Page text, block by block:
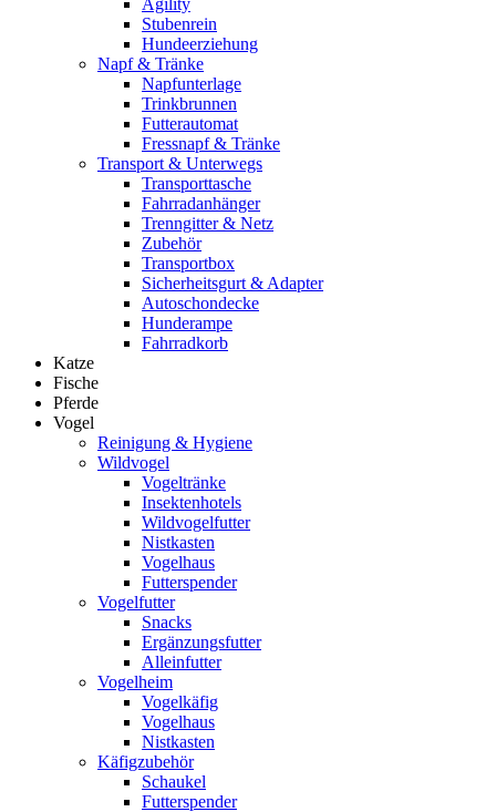
Agility
Stubenrein
Hundeerziehung
Napf & Tränke
Napfunterlage
Trinkbrunnen
Futterautomat
Fressnapf & Tränke
Transport & Unterwegs
Transporttasche
Fahrradanhänger
Trenngitter & Netz
Zubehör
Transportbox
Sicherheitsgurt & Adapter
Autoschondecke
Hunderampe
Fahrradkorb
Katze
Fische
Pferde
Vogel
Reinigung & Hygiene
Wildvogel
Vogeltränke
Insektenhotels
Wildvogelfutter
Nistkasten
Vogelhaus
Futterspender
Vogelfutter
Snacks
Ergänzungsfutter
Alleinfutter
Vogelheim
Vogelkäfig
Vogelhaus
Nistkasten
Käfigzubehör
Schaukel
Futterspender